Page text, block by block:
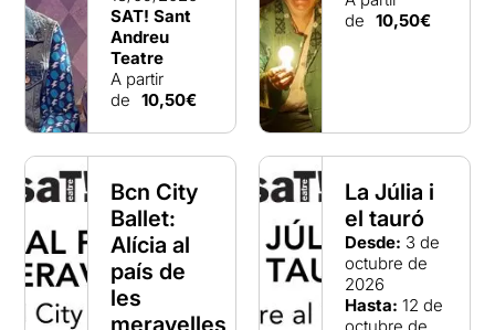
SAT! Sant
Andreu
Teatre
A partir
de 10,50€
de 10,50€
Bcn City
Ballet:
Alícia al
país de
les
meravelles
La Júlia i
el tauró
Desde: 3 de
octubre de
2026
Hasta: 12 de